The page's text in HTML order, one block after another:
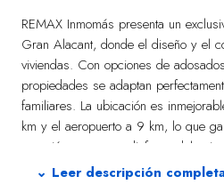
REMAX Inmomás presenta un
Gran Alacant, donde el diseño y el
viviendas. Con opciones de
propiedades se adaptan
familiares. La ubicación es
km y el aeropuerto a 9 km, lo que
conexión tanto para disfrutar del ocio
desplazamientos. Cada vivienda ha
⌄ Leer descripción